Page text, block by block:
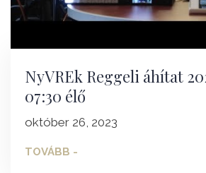
NyVREk Reggeli áhítat
07:30 élő
október 26, 2023
TOVÁBB -